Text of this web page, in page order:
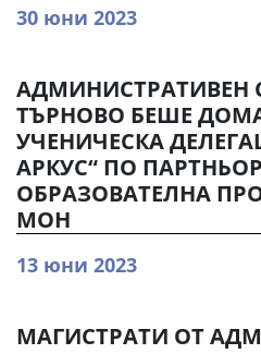
30 юни 2023
АДМИНИСТРАТИВЕН
ТЪРНОВО БЕШЕ
УЧЕНИЧЕСКА
АРКУС“ ПО
ОБРАЗОВАТЕЛНА
МОН
13 юни 2023
МАГИСТРАТИ ОТ